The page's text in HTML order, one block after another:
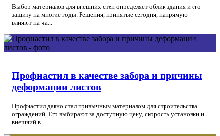
Выбор материалов для внешних стен определяет облик здания и его
защиту на многие годы. Решения, принятые сегодня, напрямую
влияют на ча...
Профнастил в качестве забора и причины
деформации листов
Профнастил давно стал привычным материалом для строительства
ограждений. Его выбирают за доступную цену, скорость установки и
внешний в...